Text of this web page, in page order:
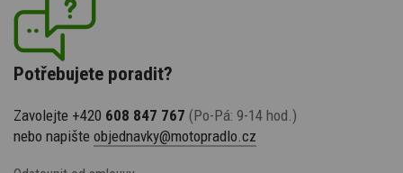
Potřebujete poradit?
Zavolejte +420 608 847 767 (Po-Pá: 9-14 hod.)
nebo napište objednavky@motopradlo.cz